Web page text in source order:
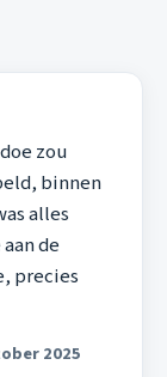
zou
binnen
alles
de
precies
2025